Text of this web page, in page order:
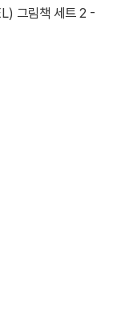
그림책 세트 2 -